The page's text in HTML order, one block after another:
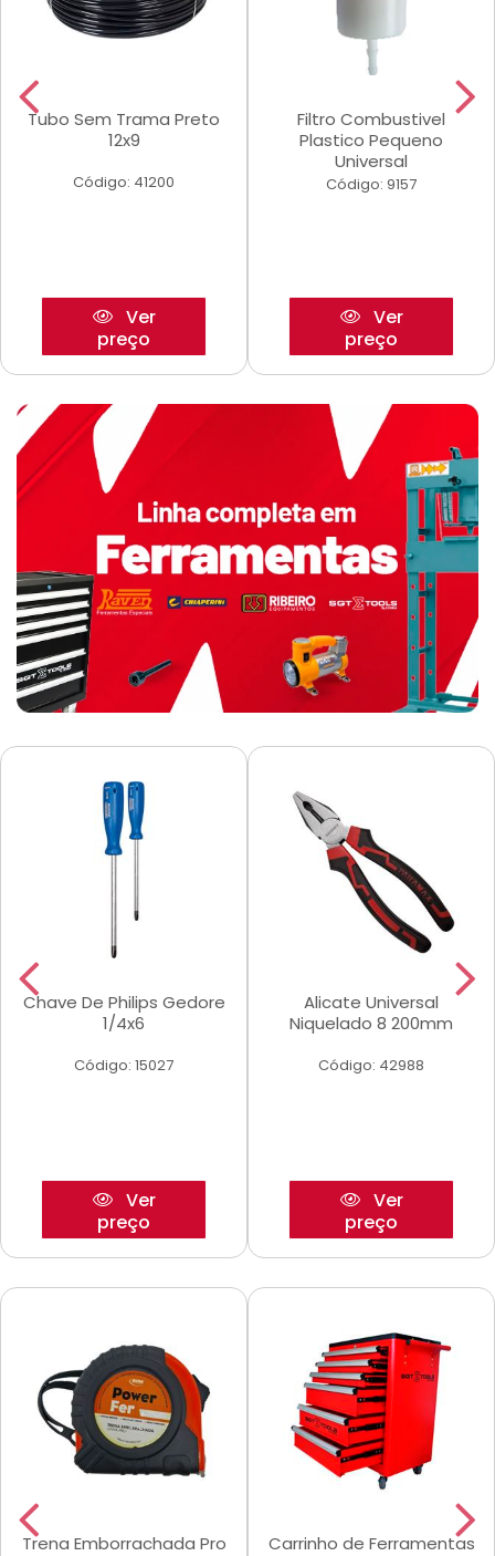
Tubo Sem Trama Preto
12x9
Código: 41200
Ver
preço
Filtro Combustivel
Plastico Pequeno
Universal
Código: 9157
Ver
preço
Chave De Philips Gedore
1/4x6
Código: 15027
Ver
preço
Alicate Universal
Niquelado 8 200mm
Código: 42988
Ver
preço
Trena Emborrachada Pro
Carrinho de Ferramentas